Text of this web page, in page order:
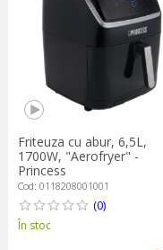
Friteuza cu abur, 6,5L,
1700W, "Aerofryer" -
Princess
Cod: 0118208001001
(0)
În stoc